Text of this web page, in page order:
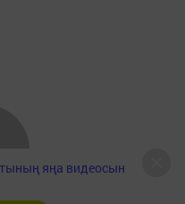
яңа видеосын